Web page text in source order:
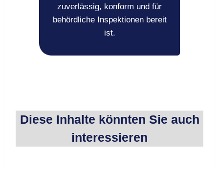
zuverlässig, konform und für
behördliche Inspektionen bereit
ist.
Diese Inhalte könnten Sie auch
interessieren